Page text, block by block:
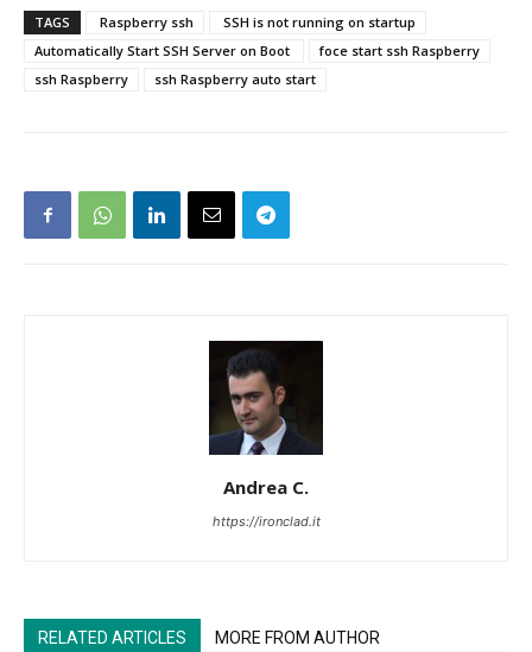
TAGS Raspberry ssh
SSH is not running on startup
Automatically Start SSH Server on Boot
foce start ssh Raspberry
ssh Raspberry
ssh Raspberry auto start
Andrea C.
https://ironclad.it
RELATED ARTICLES MORE FROM AUTHOR